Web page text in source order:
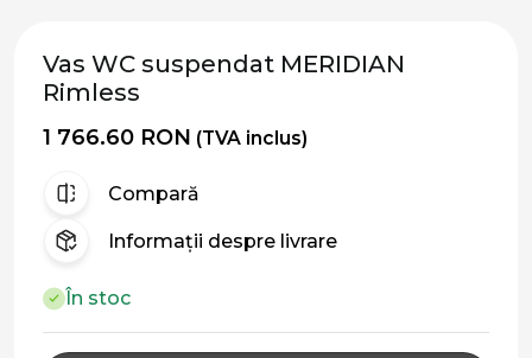
Vas WC suspendat MERIDIAN
Rimless
1 766.60 RON (TVA inclus)
Compară
Informații despre livrare
În stoc